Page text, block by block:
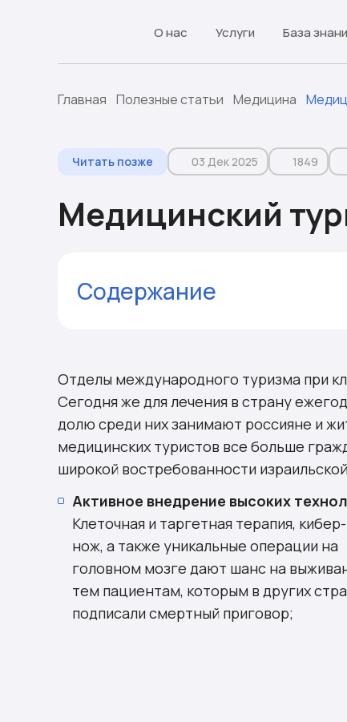
О нас Услуги База
Главная Полезные статьи Медицина
Читать позже 03 Дек 2025 1849
Медицинский
Содержание
Знаменитые медицинские центры
Комментарии
Отделы международного туризма при
Сегодня же для лечения в страну
долю среди них занимают россияне и
медицинских туристов все больше
широкой востребованности
Активное внедрение высоких
Клеточная и таргетная терапия,
нож, а также уникальные операции на
головном мозге дают шанс на
тем пациентам, которым в других
подписали смертный приговор;